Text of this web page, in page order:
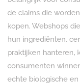
de claims die
kopen. Webshops
hun ingrediënten,
praktijken hanteren,
consumenten
echte biologische